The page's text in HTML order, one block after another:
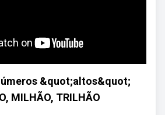
&quot;altos&quot;
MILHÃO, TRILHÃO